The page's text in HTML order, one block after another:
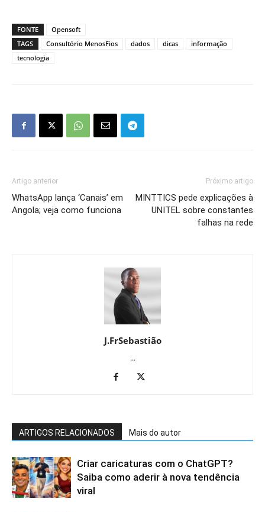
FONTE
Opensoft
TAGS
Consultório MenosFios dados dicas
informação
tecnologia
Artigo anterior
WhatsApp lança ‘Canais’ em
Angola; veja como funciona
Próximo artigo
MINTTICS pede explicações à
UNITEL sobre constantes
falhas na rede
J.FrSebastião
...
ARTIGOS RELACIONADOS Mais do autor
Criar caricaturas com o ChatGPT?
Saiba como aderir à nova tendência
viral